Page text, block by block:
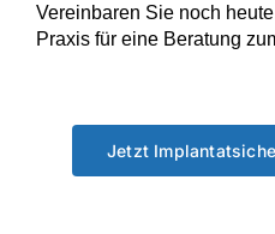
Vereinbaren Sie noch
Praxis für eine Beratung
Jetzt